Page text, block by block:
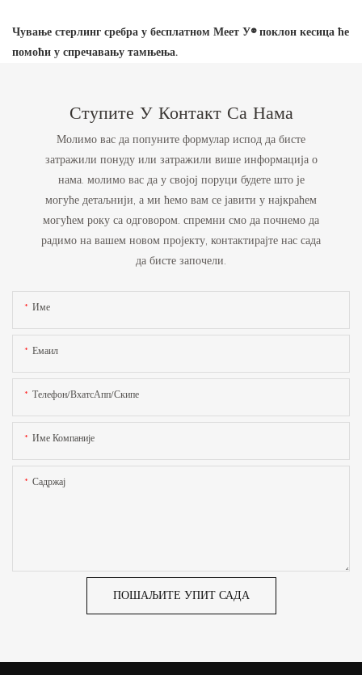
Чување стерлинг сребра у бесплатном Меет У® поклон кесица ће
помоћи у спречавању тамњења.
Ступите У Контакт Са Нама
Молимо вас да попуните формулар испод да бисте
затражили понуду или затражили више информација о
нама. молимо вас да у својој поруци будете што је
могуће детаљнији, а ми ћемо вам се јавити у најкраћем
могућем року са одговором. спремни смо да почнемо да
радимо на вашем новом пројекту, контактирајте нас сада
да бисте започели.
Име
Емаил
Телефон/ВхатсАпп/Скипе
Име Компаније
Садржај
ПОШАЉИТЕ УПИТ САДА